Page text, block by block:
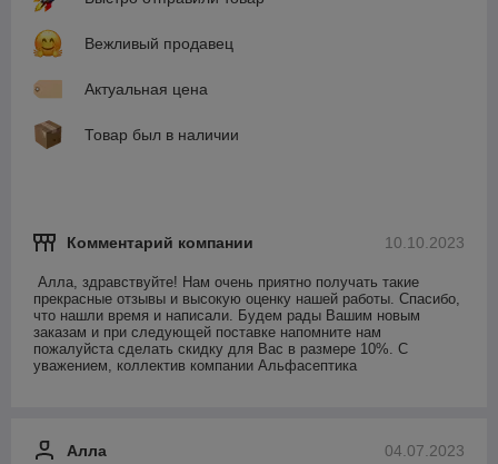
Вежливый продавец
Актуальная цена
Товар был в наличии
10.10.2023
Комментарий компании
Алла, здравствуйте! Нам очень приятно получать такие
прекрасные отзывы и высокую оценку нашей работы. Спасибо,
что нашли время и написали. Будем рады Вашим новым
заказам и при следующей поставке напомните нам
пожалуйста сделать скидку для Вас в размере 10%. С
уважением, коллектив компании Альфасептика
04.07.2023
Алла